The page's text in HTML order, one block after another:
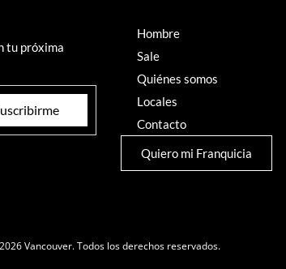
tu próxima
Hombre
Sale
Quiénes somos
Locales
Contacto
Quiero mi Franquicia
Vancouver. Todos los derechos reservados.